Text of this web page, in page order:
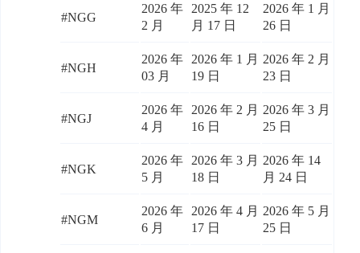
#NGG
2026 年
2 月
2025 年 12
月 17 日
2026 年 1 月
26 日
#NGH
2026 年
03 月
2026 年 1 月
19 日
2026 年 2 月
23 日
#NGJ
2026 年
4 月
2026 年 2 月
16 日
2026 年 3 月
25 日
#NGK
2026 年
5 月
2026 年 3 月
18 日
2026 年 14
月 24 日
#NGM
2026 年
6 月
2026 年 4 月
17 日
2026 年 5 月
25 日